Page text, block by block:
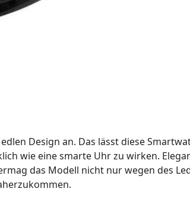
Design an. Das lässt diese
wie eine smarte Uhr zu wirken.
das Modell nicht nur wegen des